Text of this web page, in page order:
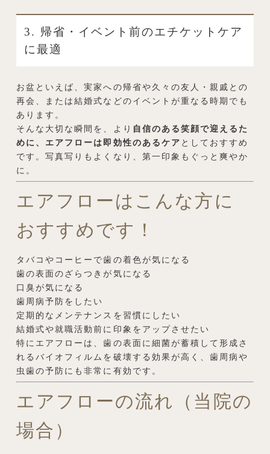
3. 帰省・イベント前のエチケットケア
に最適
お盆といえば、実家への帰省や久々の友人・親戚との
再会、または結婚式などのイベントが重なる時期でも
あります。
そんな大切な瞬間を、より 自信のある笑顔で迎えるた
めに、エアフローは即効性のあるケア としておすすめ
です。写真写りもよくなり、第一印象もぐっと爽やか
に。
エアフローはこんな方に
おすすめです！
タバコやコーヒーで歯の着色が気になる
歯の表面のざらつきが気になる
口臭が気になる
歯周病予防をしたい
定期的なメンテナンスを習慣にしたい
結婚式や就職活動前に印象をアップさせたい
特にエアフローは、歯の表面に細菌が蓄積して形成さ
れるバイオフィルムを破壊する効果が高く、歯周病や
虫歯の予防にも非常に有効です。
エアフローの流れ（当院の
場合）